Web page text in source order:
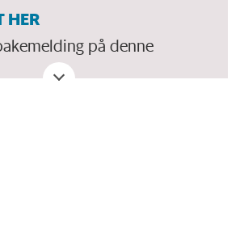
HER
på denne
spørsmål, ros eller kritikk